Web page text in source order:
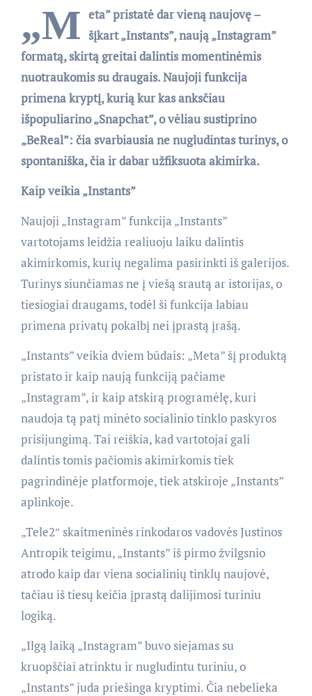
„M eta” pristatė dar vieną naujovę –
šįkart „Instants”, naują „Instagram”
formatą, skirtą greitai dalintis momentinėmis
nuotraukomis su draugais. Naujoji funkcija
primena kryptį, kurią kur kas anksčiau
išpopuliarino „Snapchat”, o vėliau sustiprino
„BeReal”: čia svarbiausia ne nugludintas turinys, o
spontaniška, čia ir dabar užfiksuota akimirka.
Kaip veikia „Instants”
Naujoji „Instagram” funkcija „Instants”
vartotojams leidžia realiuoju laiku dalintis
akimirkomis, kurių negalima pasirinkti iš galerijos.
Turinys siunčiamas ne į viešą srautą ar istorijas, o
tiesiogiai draugams, todėl ši funkcija labiau
primena privatų pokalbį nei įprastą įrašą.
„Instants” veikia dviem būdais: „Meta” šį produktą
pristato ir kaip naują funkciją pačiame
„Instagram”, ir kaip atskirą programėlę, kuri
naudoja tą patį minėto socialinio tinklo paskyros
prisijungimą. Tai reiškia, kad vartotojai gali
dalintis tomis pačiomis akimirkomis tiek
pagrindinėje platformoje, tiek atskiroje „Instants”
aplinkoje.
„Tele2″ skaitmeninės rinkodaros vadovės Justinos
Antropik teigimu, „Instants” iš pirmo žvilgsnio
atrodo kaip dar viena socialinių tinklų naujovė,
tačiau iš tiesų keičia įprastą dalijimosi turiniu
logiką.
„Ilgą laiką „Instagram” buvo siejamas su
kruopščiai atrinktu ir nugludintu turiniu, o
„Instants” juda priešinga kryptimi. Čia nebelieka